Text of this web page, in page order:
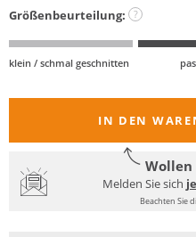
Größenbeurteilung: ?
klein / schmal geschnitten
IN DEN
Wollen
Melden Sie sich
Beachten Sie